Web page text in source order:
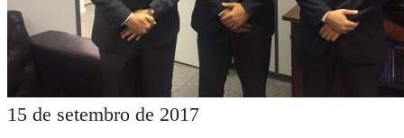
15 de setembro de 2017